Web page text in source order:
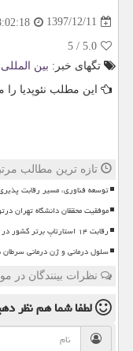
1397/12/11
5.0
/
5
تگهای خبر: بین المللی
این مطلب نئوپدیا را
تازه ترین مطالب
توسعه فناوری، مسیر رقابت
موفقیت محققان دانشگاه تهران
رقابت ۱۴ استارتاپ برتر کشور در فینال اینوتکس پیچ ۲۰۲۶
سلول درمانی و ژن درمانی
نظرات بینندگان در
لطفا شما همنظر